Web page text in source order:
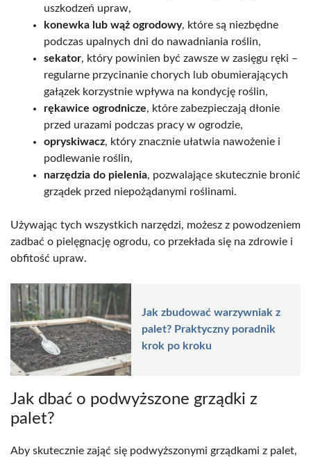
uszkodzeń upraw,
konewka lub wąż ogrodowy, które są niezbędne
podczas upalnych dni do nawadniania roślin,
sekator, który powinien być zawsze w zasięgu ręki –
regularne przycinanie chorych lub obumierających
gałązek korzystnie wpływa na kondycję roślin,
rękawice ogrodnicze, które zabezpieczają dłonie
przed urazami podczas pracy w ogrodzie,
opryskiwacz, który znacznie ułatwia nawożenie i
podlewanie roślin,
narzędzia do pielenia, pozwalające skutecznie bronić
grządek przed niepożądanymi roślinami.
Używając tych wszystkich narzędzi, możesz z powodzeniem
zadbać o pielęgnację ogrodu, co przekłada się na zdrowie i
obfitość upraw.
Jak zbudować warzywniak z
palet? Praktyczny poradnik
krok po kroku
Jak dbać o podwyższone grządki z
palet?
Aby skutecznie zająć się podwyższonymi grządkami z palet,